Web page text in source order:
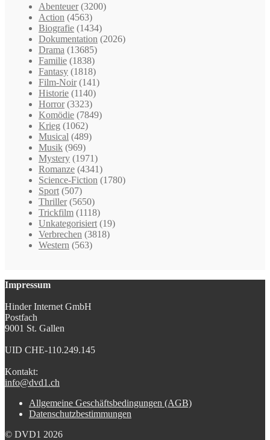
Abenteuer (3200)
Action (4563)
Biografie (1434)
Dokumentation (2026)
Drama (13685)
Familie (1838)
Fantasy (1818)
Film-Noir (141)
Historie (1140)
Horror (3323)
Komödie (7849)
Krieg (1062)
Musical (489)
Musik (969)
Mystery (1971)
Romanze (4341)
Science-Fiction (1780)
Sport (507)
Thriller (5650)
Trickfilm (1118)
Unkategorisiert (19)
Verbrechen (3818)
Western (563)
Impressum
Hinder Internet GmbH
Postfach
9001 St. Gallen
UID CHE-110.249.145
Kontakt:
info@dvd1.ch
Allgemeine Geschäftsbedingungen (AGB)
Datenschutzbestimmungen
© DVD1 2026